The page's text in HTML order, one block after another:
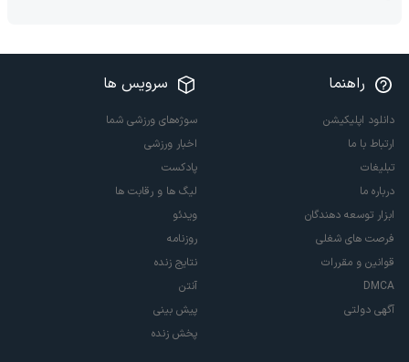
راهنما
دانلود اپلیکیشن
ارتباط با ما
تبلیغات
درباره ما
ابزار توسعه دهندگان
فرصت های شغلی
قوانین و مقررات
DMCA
آگهی دولتی
سرویس ها
سوژه‌های ورزشی شما
اخبار ورزشی
پادکست
لیگ ها و رقابت ها
ویدئو
روزنامه
نتایج زنده
آنتن
پیش بینی
پخش زنده